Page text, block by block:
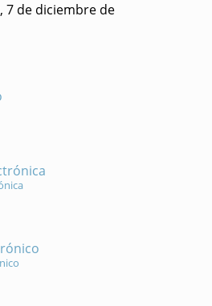
7 de diciembre de